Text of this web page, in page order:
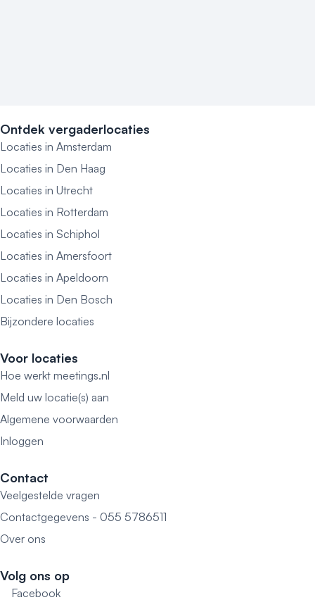
Ontdek vergaderlocaties
Locaties in Amsterdam
Locaties in Den Haag
Locaties in Utrecht
Locaties in Rotterdam
Locaties in Schiphol
Locaties in Amersfoort
Locaties in Apeldoorn
Locaties in Den Bosch
Bijzondere locaties
Voor locaties
Hoe werkt meetings.nl
Meld uw locatie(s) aan
Algemene voorwaarden
Inloggen
Contact
Veelgestelde vragen
Contactgegevens - 055 5786511
Over ons
Volg ons op
Facebook